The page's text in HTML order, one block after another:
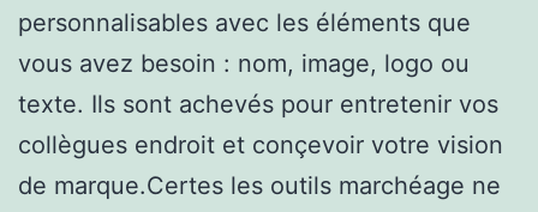
personnalisables avec les éléments que
vous avez besoin : nom, image, logo ou
texte. Ils sont achevés pour entretenir vos
collègues endroit et conçevoir votre vision
de marque.Certes les outils marchéage ne